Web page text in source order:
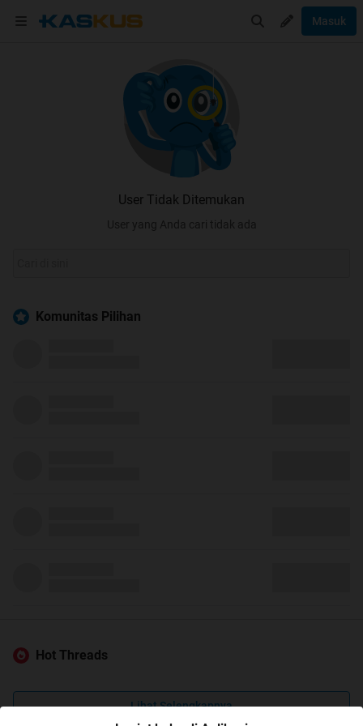
Masuk
User Tidak Ditemukan
User yang Anda cari tidak ada
Komunitas Pilihan
Hot Threads
Lihat Selengkapnya